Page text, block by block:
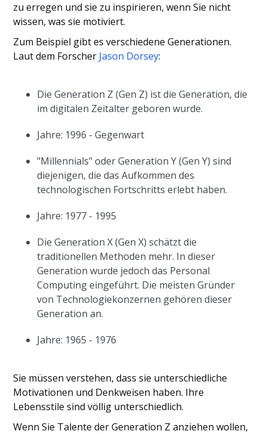
zu erregen und sie zu inspirieren, wenn Sie nicht
wissen, was sie motiviert.
Zum Beispiel gibt es verschiedene Generationen.
Laut dem Forscher Jason Dorsey:
Die Generation Z (Gen Z) ist die Generation, die
im digitalen Zeitalter geboren wurde.
Jahre: 1996 - Gegenwart
"Millennials" oder Generation Y (Gen Y) sind
diejenigen, die das Aufkommen des
technologischen Fortschritts erlebt haben.
Jahre: 1977 - 1995
Die Generation X (Gen X) schätzt die
traditionellen Methoden mehr. In dieser
Generation wurde jedoch das Personal
Computing eingeführt. Die meisten Gründer
von Technologiekonzernen gehören dieser
Generation an.
Jahre: 1965 - 1976
Sie müssen verstehen, dass sie unterschiedliche
Motivationen und Denkweisen haben. Ihre
Lebensstile sind völlig unterschiedlich.
Wenn Sie Talente der Generation Z anziehen wollen,